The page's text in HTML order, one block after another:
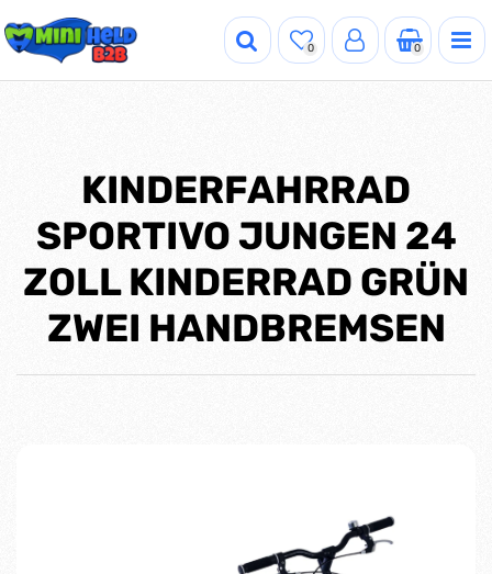
0 0
KINDERFAHRRAD
SPORTIVO JUNGEN 24
ZOLL KINDERRAD GRÜN
ZWEI HANDBREMSEN